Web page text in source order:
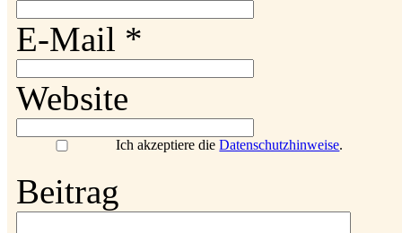
E-Mail *
Website
Ich akzeptiere dieDatenschutzhinweise.
Beitrag